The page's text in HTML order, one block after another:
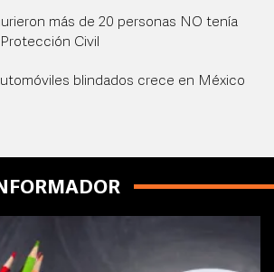
más de 20 personas NO tenía
Civil
blindados crece en México